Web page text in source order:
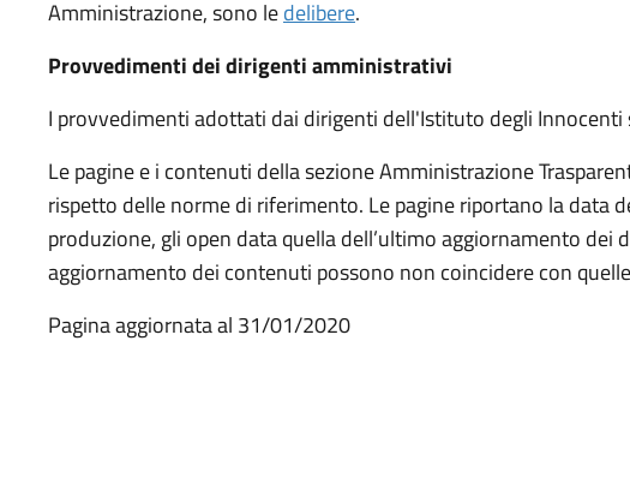
Amministrazione, sono ledelibere.
Provvedimenti dei dirigenti amministrativi
I provvedimenti adottati dai dirigenti dell'Istituto degli Innocenti
Le pagine e i contenuti della sezione Amministrazione
rispetto delle norme di riferimento. Le pagine riportano la data
produzione, gli open data quella dell’ultimo aggiornamento dei
aggiornamento dei contenuti possono non coincidere con
Pagina aggiornata al 31/01/2020